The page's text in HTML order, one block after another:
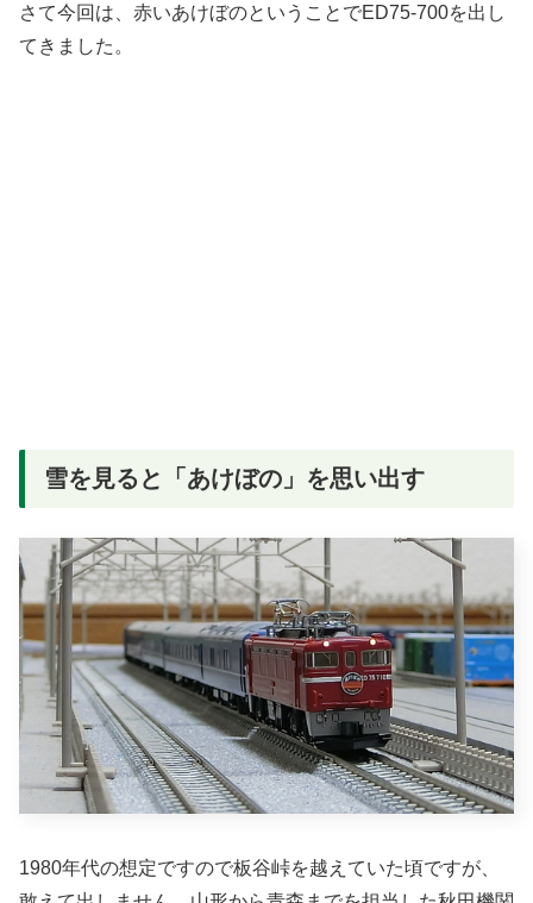
さて今回は、赤いあけぼのということでED75-700を出し
てきました。
雪を見ると「あけぼの」を思い出す
1980年代の想定ですので板谷峠を越えていた頃ですが、